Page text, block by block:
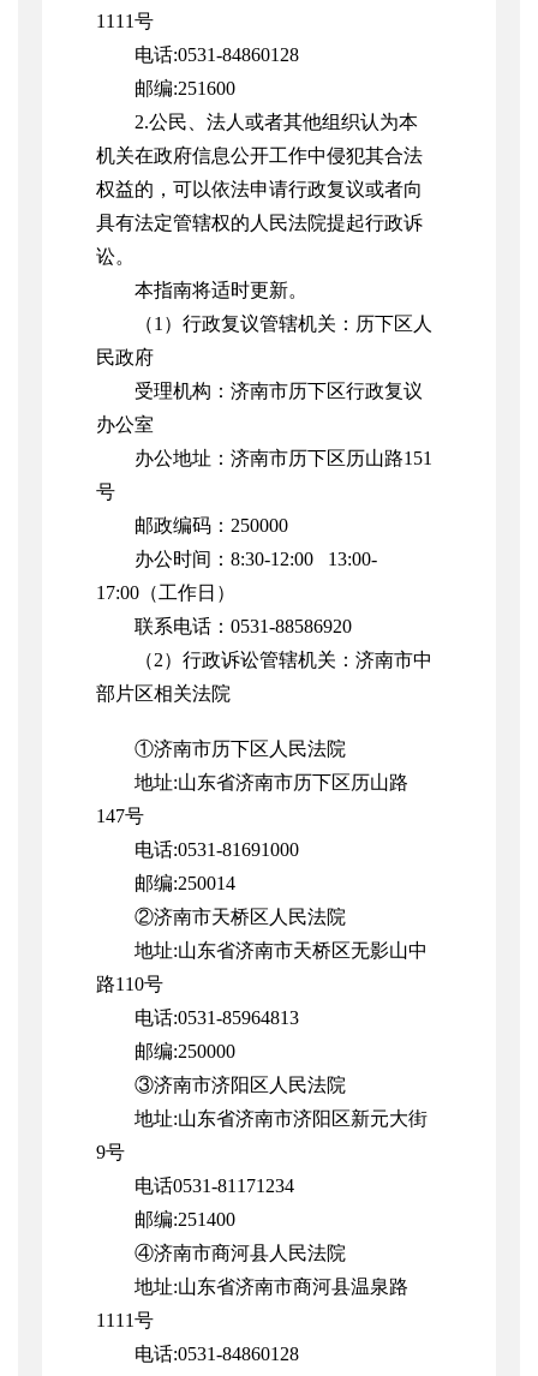
1111号
电话:0531-84860128
邮编:251600
2.公民、法人或者其他组织认为本
机关在政府信息公开工作中侵犯其合法
权益的，可以依法申请行政复议或者向
具有法定管辖权的人民法院提起行政诉
讼。
本指南将适时更新。
（1）行政复议管辖机关：历下区人
民政府
受理机构：济南市历下区行政复议
办公室
办公地址：济南市历下区历山路151
号
邮政编码：250000
办公时间：8:30-12:00 13:00-
17:00（工作日）
联系电话：0531-88586920
（2）行政诉讼管辖机关：济南市中
部片区相关法院
①济南市历下区人民法院
地址:山东省济南市历下区历山路
147号
电话:0531-81691000
邮编:250014
②济南市天桥区人民法院
地址:山东省济南市天桥区无影山中
路110号
电话:0531-85964813
邮编:250000
③济南市济阳区人民法院
地址:山东省济南市济阳区新元大街
9号
电话0531-81171234
邮编:251400
④济南市商河县人民法院
地址:山东省济南市商河县温泉路
1111号
电话:0531-84860128